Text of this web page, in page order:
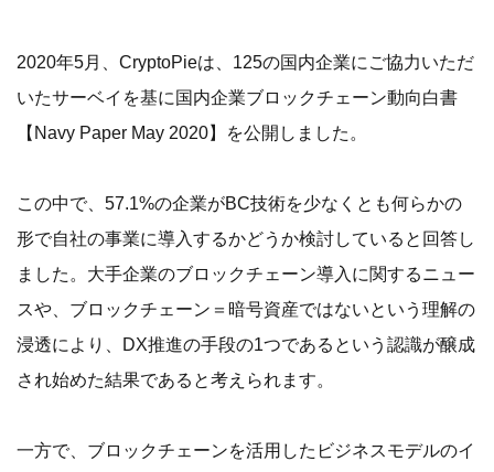
2020年5月、CryptoPieは、125の国内企業にご協力いただ
いたサーベイを基に国内企業ブロックチェーン動向白書
【Navy Paper May 2020】を公開しました。
この中で、57.1%の企業がBC技術を少なくとも何らかの
形で自社の事業に導入するかどうか検討していると回答し
ました。大手企業のブロックチェーン導入に関するニュー
スや、ブロックチェーン＝暗号資産ではないという理解の
浸透により、DX推進の手段の1つであるという認識が醸成
され始めた結果であると考えられます。
一方で、ブロックチェーンを活用したビジネスモデルのイ